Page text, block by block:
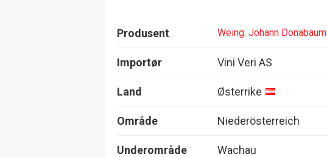
Produsent Weing. Johann Donabaum
Importør Vini Veri AS
Land Østerrike
Område Niederösterreich
Underområde Wachau